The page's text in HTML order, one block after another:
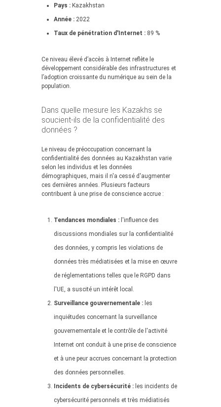
Pays : Kazakhstan
Année : 2022
Taux de pénétration d'Internet : 89 %
Ce niveau élevé d’accès à Internet reflète le
développement considérable des infrastructures et
l’adoption croissante du numérique au sein de la
population.
Dans quelle mesure les Kazakhs se
soucient-ils de la confidentialité des
données ?
Le niveau de préoccupation concernant la
confidentialité des données au Kazakhstan varie
selon les individus et les données
démographiques, mais il n'a cessé d'augmenter
ces dernières années. Plusieurs facteurs
contribuent à une prise de conscience accrue :
Tendances mondiales : l'influence des
discussions mondiales sur la confidentialité
des données, y compris les violations de
données très médiatisées et la mise en œuvre
de réglementations telles que le RGPD dans
l'UE, a suscité un intérêt local.
Surveillance gouvernementale : les
inquiétudes concernant la surveillance
gouvernementale et le contrôle de l'activité
Internet ont conduit à une prise de conscience
et à une peur accrues concernant la protection
des données personnelles.
Incidents de cybersécurité : les incidents de
cybersécurité personnels et très médiatisés